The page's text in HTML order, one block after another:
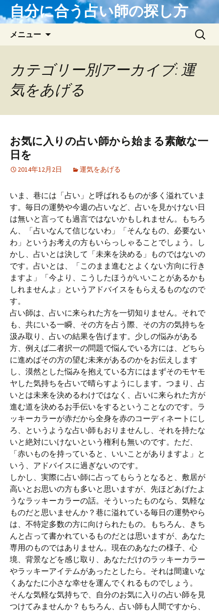
自分に合う占い師の探し方
メニュー
検
カテゴリー別アーカイブ: 運
気をあげる
お気に入りの占い師から始まる素敵な一
日を
2014年12月2日 運気をあげる
いま、巷には「占い」と呼ばれるものが多く溢れていま
す。毎日の運勢や今週の占いなど、占いを見かけない日
は無いと言っても過言ではないかもしれません。もちろ
ん、「占いなんて信じないわ」「そんなもの、必要ない
わ」というお考えの方もいらっしゃることでしょう。し
かし、占いとは決して「未来を決める」ものではないの
です。占いとは、「このまま進むとよくない方向に行き
ますよ」「今より、こうしたほうがいいことがあるかも
しれませんよ」というアドバイスをもらえるものなので
す。
占い師は、占いに来られた方を一切知りません。それで
も、共にいる一瞬、その方を占う際、その方の気持ちを
汲み取り、占いの結果を告げます。少しの悩みがある
方、例えば二者択一の問題で悩んでいる方には、どちら
に進めばその方の望む未来があるのかをお伝えします
し、漠然とした悩みを抱えている方にはまずそのモヤモ
ヤした気持ちを占いで晴らすようにします。つまり、占
いとは未来を決めるわけではなく、占いに来られた方が
進む道を決めるお手伝いをするということなのです。ラ
ッキーカラーが赤だから全身を赤のコーディネートにし
ろ、というような占い師もおりませんし、それを持たな
いと絶対にいけないという権利も無いのです。ただ、
「赤いものを持っていると、いいことがありますよ」と
いう、アドバイスに過ぎないのです。
しかし、実際に占い師に占ってもらうとなると、敷居が
高いとお思いの方も多いと思いますが、先ほどあげたよ
うなラッキーカラーの話。そういったものなら、気軽な
ものだと思いませんか？巷に溢れている毎日の運勢やら
は、不特定多数の方に向けられたもの。もちろん、きち
んと占って書かれているものだとは思いますが、あなた
専用のものではありません。現在のあなたの様子、心
境、背景などを感じ取り、あなただけのラッキーカラー
やラッキーアイテムがあったとしたら。それは間違いな
くあなたに小さな幸せを運んでくれるものでしょう。
そんな気軽な気持ちで、自分のお気に入りの占い師を見
つけてみませんか？もちろん、占い師も人間ですから、